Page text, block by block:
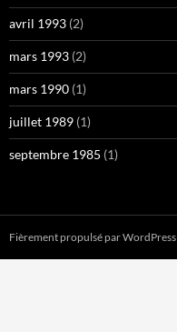
avril 1993 (2)
mars 1993 (2)
mars 1990 (1)
juillet 1989 (1)
septembre 1985 (1)
Fièrement propulsé par WordPress